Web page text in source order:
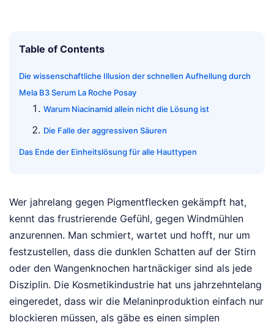
Table of Contents
Die wissenschaftliche Illusion der schnellen Aufhellung durch
Mela B3 Serum La Roche Posay
Warum Niacinamid allein nicht die Lösung ist
Die Falle der aggressiven Säuren
Das Ende der Einheitslösung für alle Hauttypen
Wer jahrelang gegen Pigmentflecken gekämpft hat,
kennt das frustrierende Gefühl, gegen Windmühlen
anzurennen. Man schmiert, wartet und hofft, nur um
festzustellen, dass die dunklen Schatten auf der Stirn
oder den Wangenknochen hartnäckiger sind als jede
Disziplin. Die Kosmetikindustrie hat uns jahrzehntelang
eingeredet, dass wir die Melaninproduktion einfach nur
blockieren müssen, als gäbe es einen simplen